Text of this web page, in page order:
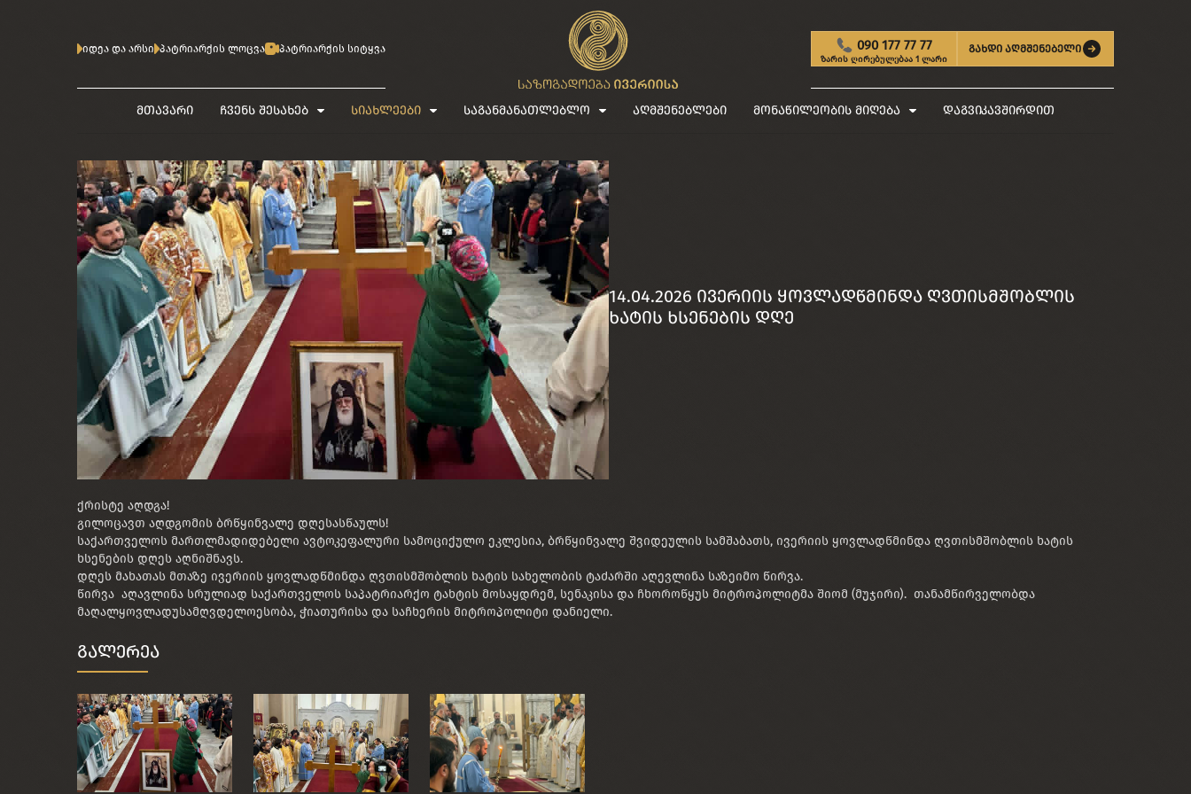
იდეა და არსი პატრიარქის ლოცვა პატრიარქის სიტყვა 090 177 77 77
ზარის ღირებულებაა 1 ლარი
გახდი აღმშენებელი
მთავარი ჩვენს შესახებ სიახლეები საგანმანათლებლო აღმშენებლები მონაწილეობის მიღება დაგვიკავშირდით
14.04.2026 ივერიის ყოვლადწმინდა ღვთისმშობლის
ხატის ხსენების დღე
ქრისტე აღდგა!
გილოცავთ აღდგომის ბრწყინვალე დღესასწაულს!
საქართველოს მართლმადიდებელი ავტოკეფალური სამოციქულო ეკლესია, ბრწყინვალე შვიდეულის სამშაბათს, ივერიის ყოვლადწმინდა ღვთისმშობლის ხატის
ხსენების დღეს აღნიშნავს.
დღეს მახათას მთაზე ივერიის ყოვლადწმინდა ღვთისმშობლის ხატის სახელობის ტაძარში აღევლინა საზეიმო წირვა.
წირვა აღავლინა სრულიად საქართველოს საპატრიარქო ტახტის მოსაყდრემ, სენაკისა და ჩხოროწყუს მიტროპოლიტმა შიომ (მუჯირი). თანამწირველობდა
მაღალყოვლადუსამღვდელოესობა, ჭიათურისა და საჩხერის მიტროპოლიტი დანიელი.
გალერეა